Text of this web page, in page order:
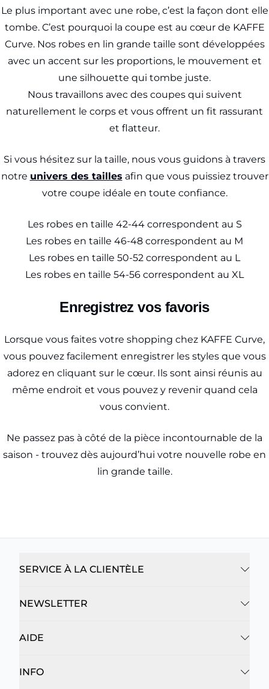
Le plus important avec une robe, c’est la façon dont elle
tombe. C’est pourquoi la coupe est au cœur de KAFFE
Curve. Nos robes en lin grande taille sont développées
avec un accent sur les proportions, le mouvement et
une silhouette qui tombe juste.
Nous travaillons avec des coupes qui suivent
naturellement le corps et vous offrent un fit rassurant
et flatteur.
Si vous hésitez sur la taille, nous vous guidons à travers
notre univers des tailles afin que vous puissiez trouver
votre coupe idéale en toute confiance.
Les robes en taille 42-44 correspondent au S
Les robes en taille 46-48 correspondent au M
Les robes en taille 50-52 correspondent au L
Les robes en taille 54-56 correspondent au XL
Enregistrez vos favoris
Lorsque vous faites votre shopping chez KAFFE Curve,
vous pouvez facilement enregistrer les styles que vous
adorez en cliquant sur le cœur. Ils sont ainsi réunis au
même endroit et vous pouvez y revenir quand cela
vous convient.
Ne passez pas à côté de la pièce incontournable de la
saison - trouvez dès aujourd’hui votre nouvelle robe en
lin grande taille.
SERVICE À LA CLIENTÈLE
NEWSLETTER
AIDE
INFO